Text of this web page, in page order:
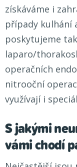
získáváme i
případy kulhání
poskytujeme
laparo/
operačních
nitrooční
využívají i
S jakými
vámi chodí